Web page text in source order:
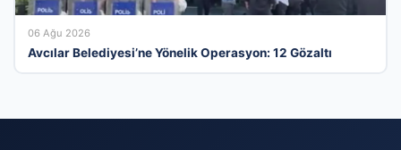
06 Ağu 2026
Avcılar Belediyesi’ne Yönelik Operasyon: 12 Gözaltı